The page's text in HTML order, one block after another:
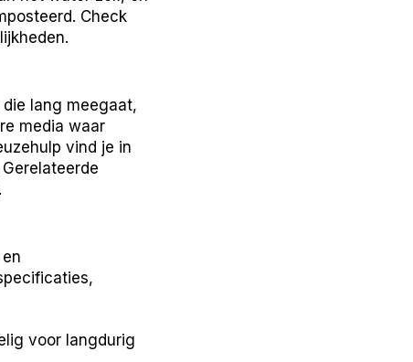
Check
lang meegaat,
media waar
vind je in
Gerelateerde
.
voor langdurig